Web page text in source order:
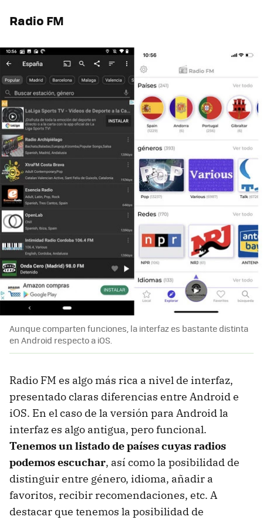
Radio FM
Aunque comparten funciones, la interfaz es bastante distinta
en Android respecto a iOS.
Radio FM es algo más rica a nivel de interfaz,
presentado claras diferencias entre Android e
iOS. En el caso de la versión para Android la
interfaz es algo antigua, pero funcional.
Tenemos un listado de países cuyas radios
podemos escuchar, así como la posibilidad de
distinguir entre género, idioma, añadir a
favoritos, recibir recomendaciones, etc. A
destacar que tenemos la posibilidad de